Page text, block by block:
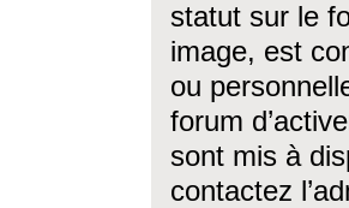
statut sur le
image, est
ou
forum
sont mis à
contactez